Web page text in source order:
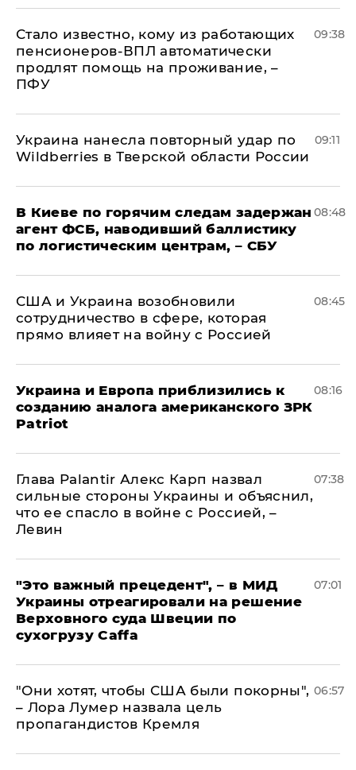
Стало известно, кому из работающих
пенсионеров-ВПЛ автоматически
продлят помощь на проживание, –
ПФУ
09:38
Украина нанесла повторный удар по
Wildberries в Тверской области России
09:11
В Киеве по горячим следам задержан
агент ФСБ, наводивший баллистику
по логистическим центрам, – СБУ
08:48
США и Украина возобновили
сотрудничество в сфере, которая
прямо влияет на войну с Россией
08:45
Украина и Европа приблизились к
созданию аналога американского ЗРК
Patriot
08:16
Глава Palantir Алекс Карп назвал
сильные стороны Украины и объяснил,
что ее спасло в войне с Россией, –
Левин
07:38
"Это важный прецедент", – в МИД
Украины отреагировали на решение
Верховного суда Швеции по
сухогрузу Caffa
07:01
"Они хотят, чтобы США были покорны",
– Лора Лумер назвала цель
пропагандистов Кремля
06:57